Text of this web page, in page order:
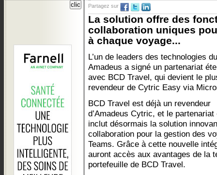
Partagez sur
La solution offre des
collaboration uniques
à chaque voyage...
L’un de leaders des technologies
Amadeus a signé un partenariat
avec BCD Travel, qui devient le
revendeur de Cytric Easy via
BCD Travel est déjà un revendeur
d’Amadeus Cytric, et le partenariat
inclut désormais la solution
collaboration pour la gestion des
Teams. Grâce à cette nouvelle
auront accès aux avantages de la
portefeuille de BCD Travel.